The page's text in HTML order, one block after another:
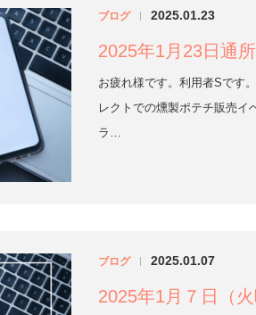
ブログ | 2025.01.23
2025年1月23日通所
お疲れ様です。利用者Sです
レクトでの燻製ポテチ販売イ
ラ…
ブログ | 2025.01.07
2025年1月７日（